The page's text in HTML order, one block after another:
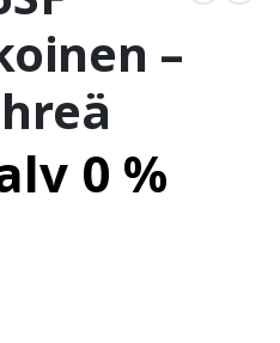
–
0 %